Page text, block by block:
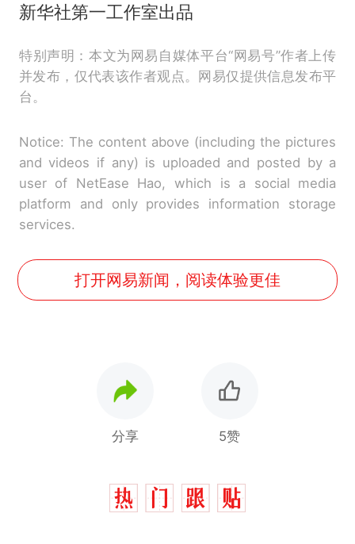
新华社第一工作室出品
特别声明：本文为网易自媒体平台“网易号”作者上传
并发布，仅代表该作者观点。网易仅提供信息发布平
台。
Notice: The content above (including the pictures
and videos if any) is uploaded and posted by a
user of NetEase Hao, which is a social media
platform and only provides information storage
services.
打开网易新闻，阅读体验更佳
分享 5赞